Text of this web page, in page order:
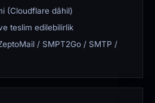
(Cloudflare dâhil)
teslim edilebilirlik
/ SMPT2Go / SMTP /